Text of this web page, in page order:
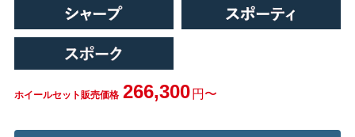
ホイールセット販売価格 266,300 円〜